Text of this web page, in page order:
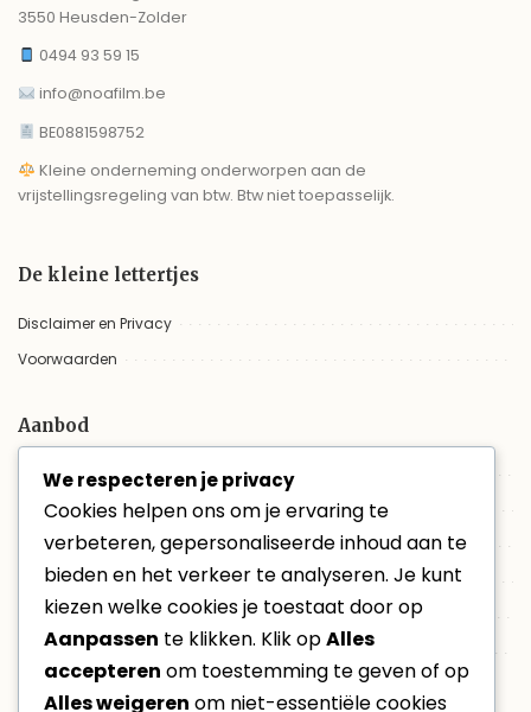
3550 Heusden-Zolder
0494 93 59 15
info@noafilm.be
BE0881598752
Kleine onderneming onderworpen aan de
vrijstellingsregeling van btw. Btw niet toepasselijk.
De kleine lettertjes
Disclaimer en Privacy
Voorwaarden
Aanbod
Trouwvideo
Aanbod
Trouwfilm online bekijken
Evenementen
Non-profit
VacatureVideo
We respecteren je privacy
Cookies helpen ons om je ervaring te
verbeteren, gepersonaliseerde inhoud aan te
bieden en het verkeer te analyseren. Je kunt
kiezen welke cookies je toestaat door op
Aanpassen te klikken. Klik opAlles
accepteren om toestemming te geven of op
Alles weigeren om niet-essentiële cookies